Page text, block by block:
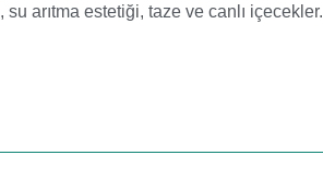
, su arıtma estetiği, taze ve canlı içecekler.